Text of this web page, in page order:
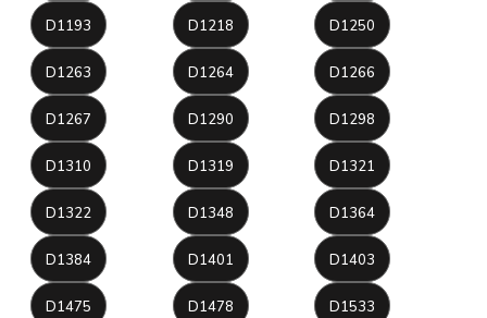
D1193 D1218 D1250
D1263 D1264 D1266
D1267 D1290 D1298
D1310 D1319 D1321
D1322 D1348 D1364
D1384 D1401 D1403
D1475 D1478 D1533